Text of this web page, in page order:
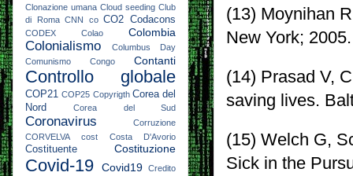
(13) Moynihan
New York; 2005.
(14) Prasad V,
saving lives.
(15) Welch G,
Sick in the
Clonazione umana Cloud seeding Club
di Roma CNN co CO2 Codacons
CODEX Colao Colombia
Colonialismo
Columbus Day
Comunismo
Congo Contanti
Controllo globale
COP21 COP25 Copyrigth Corea del
Nord
Corea del Sud
Coronavirus
Corruzione
CORVELVA
cost Costa D'Avorio
Costituente Costituzione
Covid-19 Covid19
Credito